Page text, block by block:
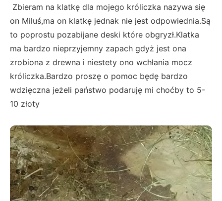
Zbieram na klatkę dla mojego króliczka nazywa się
on Miluś,ma on klatkę jednak nie jest odpowiednia.Są
to poprostu pozabijane deski które obgryzł.Klatka
ma bardzo nieprzyjemny zapach gdyż jest ona
zrobiona z drewna i niestety ono wchłania mocz
króliczka.Bardzo proszę o pomoc będę bardzo
wdzięczna jeżeli państwo podaruję mi choćby to 5-
10 złoty